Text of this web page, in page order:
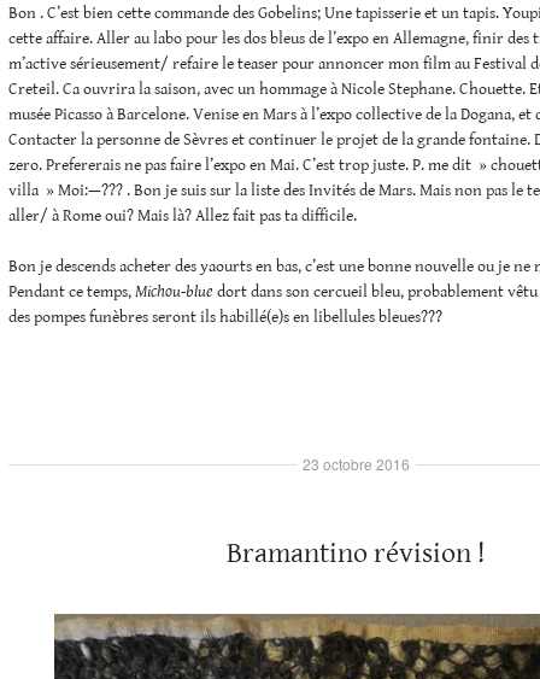
Bon . C’est bien cette commande des Gobelins; Une tapisserie et un tapis.
cette affaire. Aller au labo pour les dos bleus de l’expo en Allemagne, finir des
m’active sérieusement/ refaire le teaser pour annoncer mon film au Festival
Creteil. Ca ouvrira la saison, avec un hommage à Nicole Stephane. Chouette.
musée Picasso à Barcelone. Venise en Mars à l’expo collective de la Dogana, et
Contacter la personne de Sèvres et continuer le projet de la grande fontaine.
zero. Prefererais ne pas faire l’expo en Mai. C’est trop juste. P. me dit »
villa » Moi:—??? . Bon je suis sur la liste des Invités de Mars. Mais non pas le
aller/ à Rome oui? Mais là? Allez fait pas ta difficile.
Bon je descends acheter des yaourts en bas, c’est une bonne nouvelle ou je ne
Pendant ce temps,Michou-blue dort dans son cercueil bleu, probablement vêtu
des pompes funèbres seront ils habillé(e)s en libellules bleues???
Bramantino révision !
23 octobre 2016